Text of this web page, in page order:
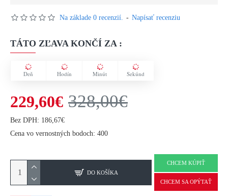
Na základe 0 recenzií. - Napísať recenziu
TÁTO ZĽAVA KONČÍ ZA :
Deň Hodín Minút Sekúnd
229,60€ 328,00€
Bez DPH: 186,67€
Cena vo vernostných bodoch: 400
DO KOŠÍKA
CHCEM KÚPIŤ
CHCEM SA OPÝTAŤ